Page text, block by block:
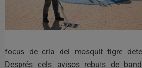
focus de cria del mosquit tigre
Després dels avisos rebuts de